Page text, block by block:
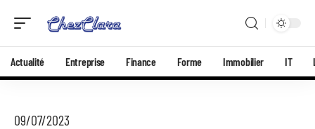
Actualité Entreprise Finance Forme Immobilier IT
09/07/2023